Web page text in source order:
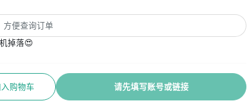
掉落😍
购物车 请先填写账号或链接